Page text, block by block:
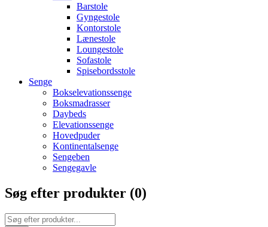
Barstole
Gyngestole
Kontorstole
Lænestole
Loungestole
Sofastole
Spisebordsstole
Senge
Bokselevationssenge
Boksmadrasser
Daybeds
Elevationssenge
Hovedpuder
Kontinentalsenge
Sengeben
Sengegavle
Søg efter produkter (0)